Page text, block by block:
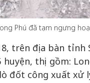
Phú đã tạm ngưng
trên địa bàn
thị gồm:
đốt công xuất xử
Việt Nam gia
UNESCO: Khơi
nội lực văn hóa,